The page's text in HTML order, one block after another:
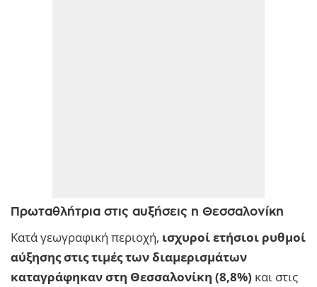
Πρωταθλήτρια στις αυξήσεις η Θεσσαλονίκη
Κατά γεωγραφική περιοχή, ισχυροί ετήσιοι ρυθμοί
αύξησης στις τιμές των διαμερισμάτων
καταγράφηκαν στη Θεσσαλονίκη (8,8%) και στις